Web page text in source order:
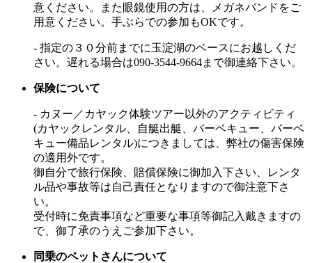
意ください。また眼鏡使用の方は、メガネバンドをご
用意ください。手ぶらでの参加もOKです。
- 指定の３０分前までに玉淀湖のベースにお越しくだ
さい。遅れる場合は090-3544-9664まで御連絡下さい。
保険について
- カヌー／カヤック体験ツアー以外のアクティビティ
(カヤックレンタル、自艇出艇、バーベキュー、バーベ
キュー備品レンタル)につきましては、弊社の傷害保険
の適用外です。
御自分で旅行保険、賠償保険に御加入下さい、レンタ
ル品や事故等は自己責任となりますので御注意下さ
い。
受付時に免責事項など重要な事項等御記入戴きますの
で、御了承のうえご参加下さい。
同乗のペットさんについて